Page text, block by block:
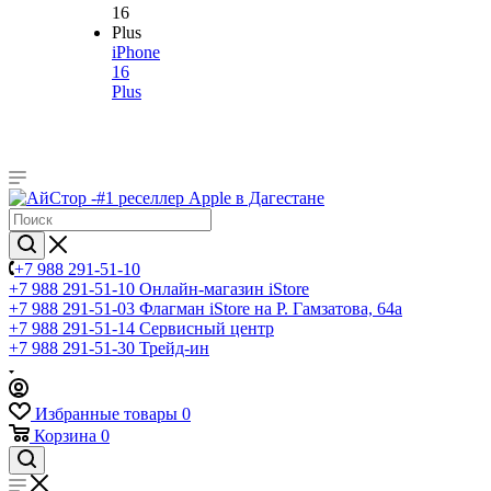
iPhone
16
Plus
+7 988 291-51-10
+7 988 291-51-10 Онлайн-магазин iStore
+7 988 291-51-03 Флагман iStore на Р. Гамзатова, 64а
+7 988 291-51-14 Сервисный центр
+7 988 291-51-30 Трейд-ин
Избранные товары 0
Корзина 0